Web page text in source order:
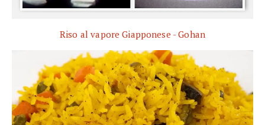
Riso al vapore Giapponese - Gohan